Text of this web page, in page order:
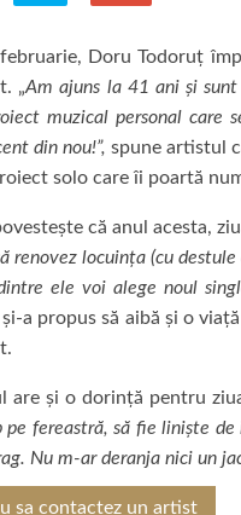
Doru Todoruț
„Am ajuns la 41 ani și
muzical personal care
din nou!”,spune artistul
solo care îi poartă
că anul acesta,
renovez locuința (cu
ele voi alege noul
a propus să aibă și o
are și o dorință pentru
pe fereastră, să fie liniște de
Nu m-ar deranja nici un
sa contactez un artist